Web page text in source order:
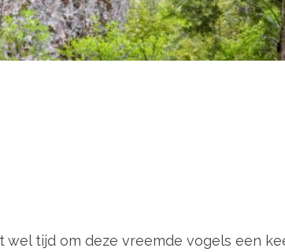
tijd om deze vreemde vogels een